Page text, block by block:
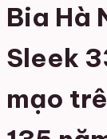
Bia Hà
Sleek
mạo